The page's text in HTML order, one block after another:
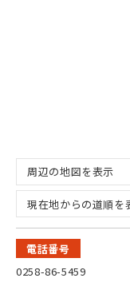
周辺の地図を表示
現在地からの道順を
電話番号
0258-86-5459